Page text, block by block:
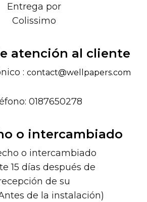
Entrega por
Colissimo
atención al cliente
: contact@wellpapers.com
0187650278
o intercambiado
o intercambiado
15 días después de
de su
de la instalación)